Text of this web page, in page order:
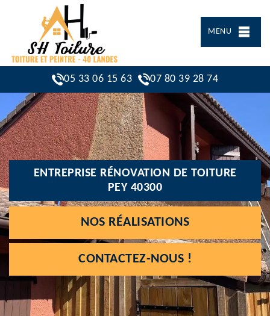
MENU
05 33 06 15 63 07 80 39 28 74
ENTREPRISE RÉNOVATION DE TOITURE
PEY 40300
NOS RÉALISATIONS
CONTACTEZ-NOUS !